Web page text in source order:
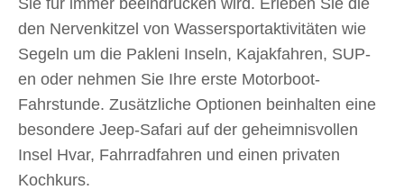
den Nervenkitzel von Wassersportaktivitäten wie
Segeln um die Pakleni Inseln, Kajakfahren, SUP-
en oder nehmen Sie Ihre erste Motorboot-
Fahrstunde. Zusätzliche Optionen beinhalten eine
besondere Jeep-Safari auf der geheimnisvollen
Insel Hvar, Fahrradfahren und einen privaten
Kochkurs.